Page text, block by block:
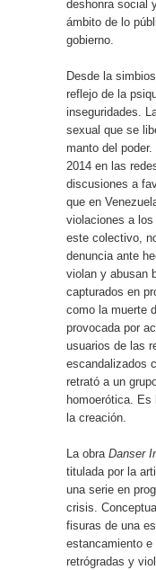
deshonra social
ámbito de lo
gobierno.
Desde la
reflejo de la
inseguridades.
sexual que se
manto del
2014 en las
discusiones a
que en
violaciones a
este colectivo,
denuncia ante
violan y abusan
capturados en
como la muerte
provocada por
usuarios de las
escandalizados
retrató a un
homoerótica.
la creación.
La obra Danser
titulada por la
una serie en
crisis.
fisuras de una
estancamiento
retrógradas y